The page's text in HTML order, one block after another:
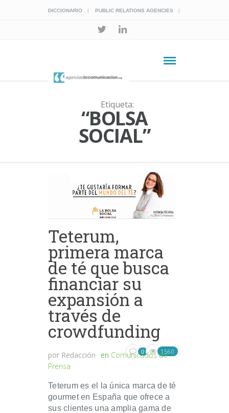
DICCIONARIO PUBLIC RELATIONS AGENCIES
Etiqueta:
“BOLSA
SOCIAL”
Teterum,
primera marca
de té que busca
financiar su
expansión a
través de
crowdfunding
por Redacción en Comunicados de
Prensa
0 1560
Teterum es el la única marca de té
gourmet en España que ofrece a
sus clientes una amplia gama de